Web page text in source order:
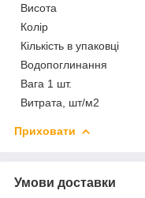
Висота
Колір
Кількість в упаковці
Водопоглинання
Вага 1 шт.
Витрата, шт/м2
Приховати
Умови доставки